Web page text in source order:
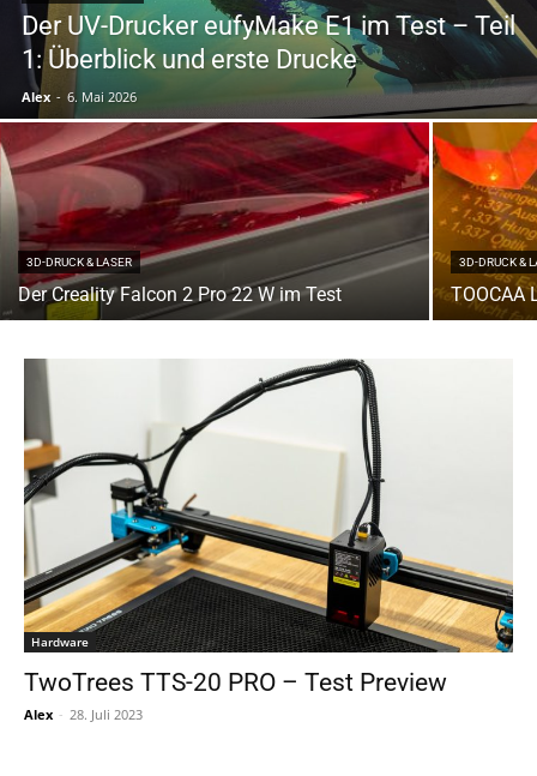
Der UV-Drucker eufyMake E1 im Test – Teil
1: Überblick und erste Drucke
Alex - 6. Mai 2026
3D-DRUCK & LASER
Der Creality Falcon 2 Pro 22 W im Test
3D-DRUCK &
TOOCAA
Hardware
TwoTrees TTS-20 PRO – Test Preview
Alex - 28. Juli 2023